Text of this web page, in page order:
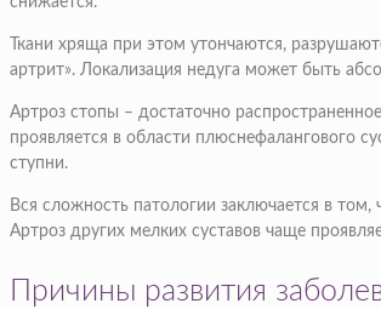
Ткани хряща при этом утончаются,
артрит». Локализация недуга может быть
Артроз стопы – достаточно
проявляется в области плюснефалангового
ступни.
Вся сложность патологии заключается в
Артроз других мелких суставов чаще
Причины развития